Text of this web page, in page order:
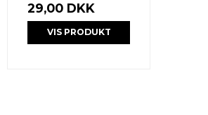
29,00 DKK
VIS PRODUKT